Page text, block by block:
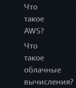
Что
такое
AWS?
Что
такое
облачные
вычисления?